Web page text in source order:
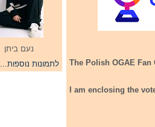
נעם ביתן
לתמונות נוספות...
The Polish OGAE
I am enclosing the